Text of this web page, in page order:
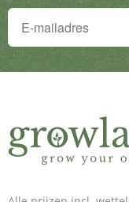
Je wilt niets missen!
Schrijf je in voor de